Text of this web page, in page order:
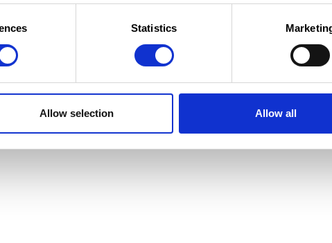
Statistics
Allow selection Allow all